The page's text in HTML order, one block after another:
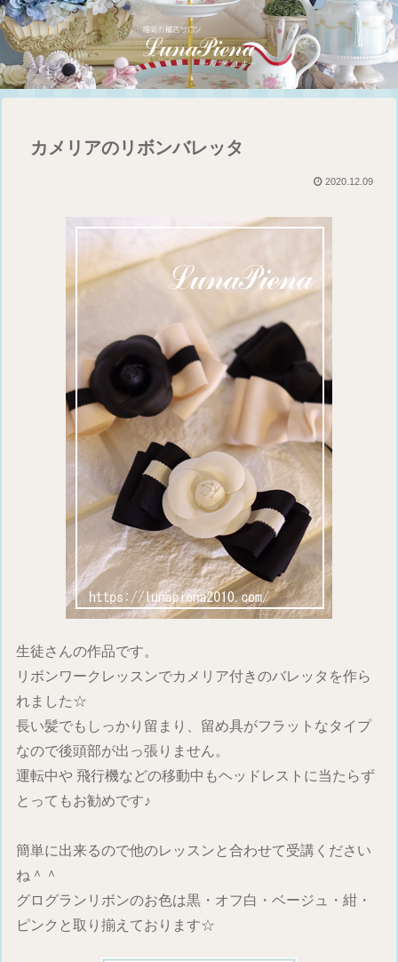
カメリアのリボンバレッタ
2020.12.09
生徒さんの作品です。
リボンワークレッスンでカメリア付きのバレッタを作ら
れました☆
長い髪でもしっかり留まり、留め具がフラットなタイプ
なので後頭部が出っ張りません。
運転中や 飛行機などの移動中もヘッドレストに当たらず
とってもお勧めです♪
簡単に出来るので他のレッスンと合わせて受講ください
ね＾＾
グログランリボンのお色は黒・オフ白・ベージュ・紺・
ピンクと取り揃えております☆